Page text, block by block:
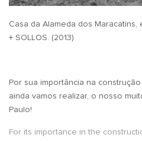
Casa da Alameda dos
+ SOLLOS. (2013)
Por sua importância na
ainda vamos realizar, o nosso
Paulo!
For its importance in the